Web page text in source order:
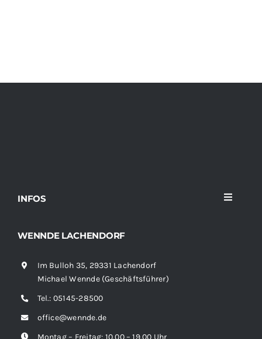
INFOS
Toggle
Sortiment
WENNDE LACHENDORF
Im Bulloh 35, 29331 Lachendorf
Michael Wennde (Geschäftsführer)
Tel.: 05145-28500
office@wennde.de
Montag – Freitag: 10.00 – 19.00 Uhr